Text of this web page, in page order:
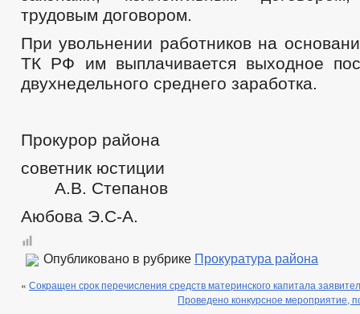
трудовым договором.
При увольнении работников на
ТК РФ им выплачивается выходное
двухнедельного среднего заработка.
Прокурор района
советник
А.В. Степанов
Аюбова Э.С-А.
Опубликовано в рубрике Прокуратура района
« Сокращен срок перечисления средств материнского капитала
Проведено конкурсное мероприятие,